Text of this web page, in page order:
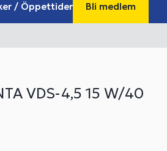
/ Öppettider Bli medlem
VDS-4,5 15 W/40